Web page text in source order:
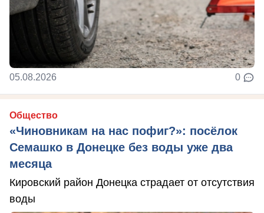
05.08.2026 0
Общество
«Чиновникам на нас пофиг?»: посёлок
Семашко в Донецке без воды уже два
месяца
Кировский район Донецка страдает от отсутствия
воды